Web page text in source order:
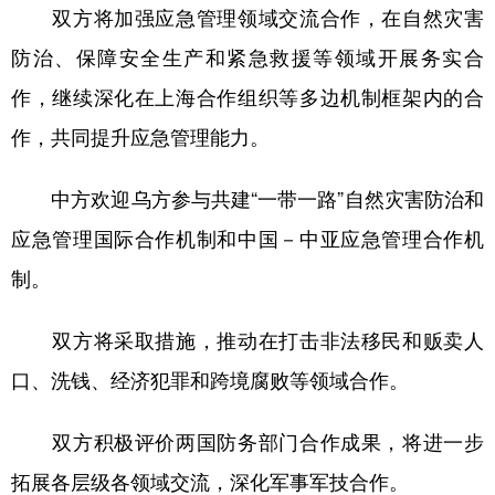
双方将加强应急管理领域交流合作，在自然灾害
防治、保障安全生产和紧急救援等领域开展务实合
作，继续深化在上海合作组织等多边机制框架内的合
作，共同提升应急管理能力。
中方欢迎乌方参与共建“一带一路”自然灾害防治和
应急管理国际合作机制和中国－中亚应急管理合作机
制。
双方将采取措施，推动在打击非法移民和贩卖人
口、洗钱、经济犯罪和跨境腐败等领域合作。
双方积极评价两国防务部门合作成果，将进一步
拓展各层级各领域交流，深化军事军技合作。